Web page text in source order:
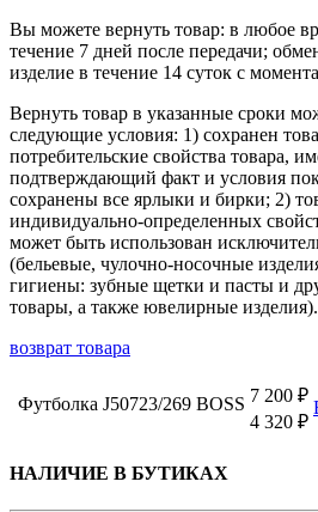
Вы можете вернуть товар: в любое
течение 7 дней после передачи;
изделие в течение 14 суток с
Вернуть товар в указанные сроки
следующие условия: 1) сохранен
потребительские свойства товара,
подтверждающий факт и условия
сохранены все ярлыки и бирки; 2)
индивидуально-определенных
может быть использован
(бельевые, чулочно-носочные
гигиены: зубные щетки и пасты и
товары, а также ювелирные изделия).
возврат товара
Футболка J50723/269 BOSS 7 200 ₽
4 320 ₽
НАЛИЧИЕ В БУТИКАХ